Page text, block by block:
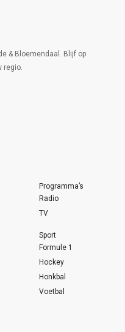
& Bloemendaal. Blijf op
regio.
Programma’s
Radio
TV
Sport
Formule 1
Hockey
Honkbal
Voetbal